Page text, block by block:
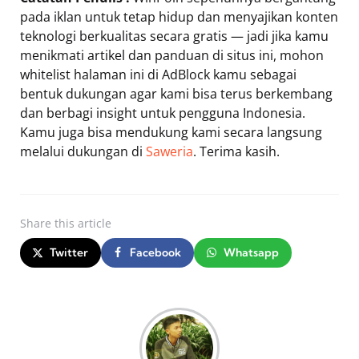
pada iklan untuk tetap hidup dan menyajikan konten
teknologi berkualitas secara gratis — jadi jika kamu
menikmati artikel dan panduan di situs ini, mohon
whitelist halaman ini di AdBlock kamu sebagai
bentuk dukungan agar kami bisa terus berkembang
dan berbagi insight untuk pengguna Indonesia.
Kamu juga bisa mendukung kami secara langsung
melalui dukungan di Saweria. Terima kasih.
Share this article
Twitter Facebook Whatsapp